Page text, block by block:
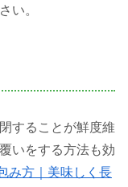
い。
することが鮮度維
いをする方法も効
み方｜美味しく長